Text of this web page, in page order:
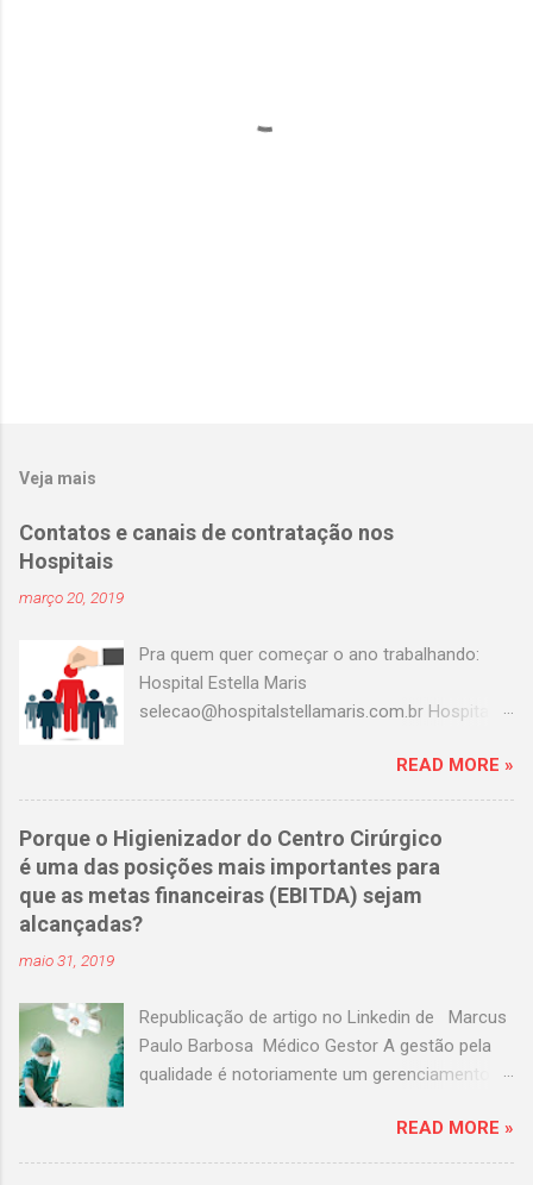
Veja mais
Contatos e canais de contratação nos
Hospitais
março 20, 2019
Pra quem quer começar o ano trabalhando:
Hospital Estella Maris
selecao@hospitalstellamaris.com.br Hospital
Master clin contato@masterclin.com.br Prevent
Senior selecao@preventsenior.com.br
rh.kelly@preventsenior.com.br Hospital Dante
Pazzanese curriculum@dantepazzanese.org.br
Unimed Paulistana
Anna.Cardieri@unimedpaulistana.com.br
enfermagem@hospitalamerica.com.br
rh@hospitalamerica.com.br Hospital previna
atendimento@hospitalprevina.com.br
selecao@samaritano.org.br Hospital Santa
READ MORE »
Porque o Higienizador do Centro Cirúrgico
é uma das posições mais importantes para
que as metas financeiras (EBITDA) sejam
alcançadas?
maio 31, 2019
Republicação de artigo no Linkedin de Marcus
Paulo Barbosa Médico Gestor A gestão pela
qualidade é notoriamente um gerenciamento
serviços de qualquer empresa, focando em
cada fluxo e processo existente nos negócios.
READ MORE »